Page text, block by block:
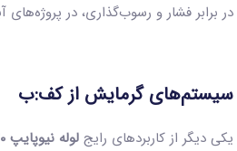
در برابر فشار و رسوب‌گذاری، در
سیستم‌های گرمایش از کف:ب
یکی دیگر از کاربردهای رایج لوله نیوپایپ ۲۰